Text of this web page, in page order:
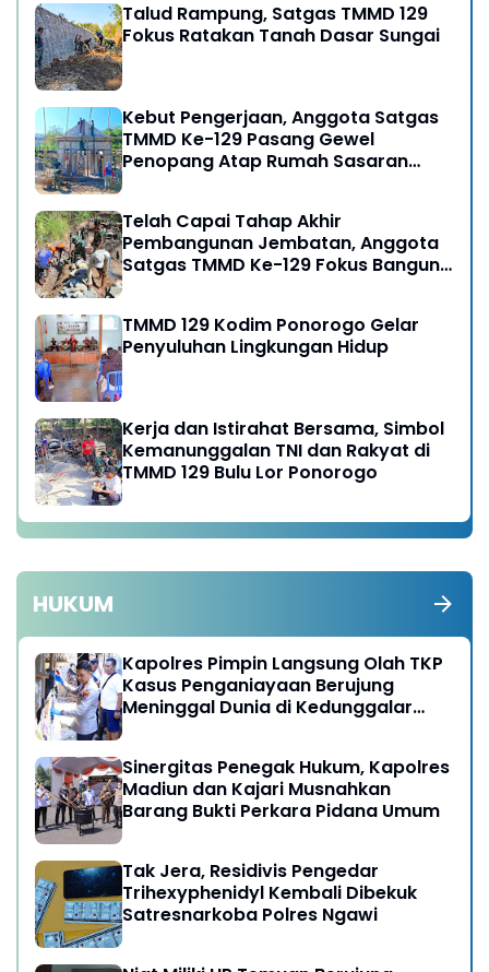
Talud Rampung, Satgas TMMD 129
Fokus Ratakan Tanah Dasar Sungai
Kebut Pengerjaan, Anggota Satgas
TMMD Ke-129 Pasang Gewel
Penopang Atap Rumah Sasaran
Telah Capai Tahap Akhir
Pembangunan Jembatan, Anggota
Satgas TMMD Ke-129 Fokus Bangun
TMMD 129 Kodim Ponorogo Gelar
Penyuluhan Lingkungan Hidup
Kerja dan Istirahat Bersama, Simbol
Kemanunggalan TNI dan Rakyat di
TMMD 129 Bulu Lor Ponorogo
HUKUM
Kapolres Pimpin Langsung Olah TKP
Kasus Penganiayaan Berujung
Meninggal Dunia di Kedunggalar
Sinergitas Penegak Hukum, Kapolres
Madiun dan Kajari Musnahkan
Barang Bukti Perkara Pidana Umum
Tak Jera, Residivis Pengedar
Trihexyphenidyl Kembali Dibekuk
Satresnarkoba Polres Ngawi